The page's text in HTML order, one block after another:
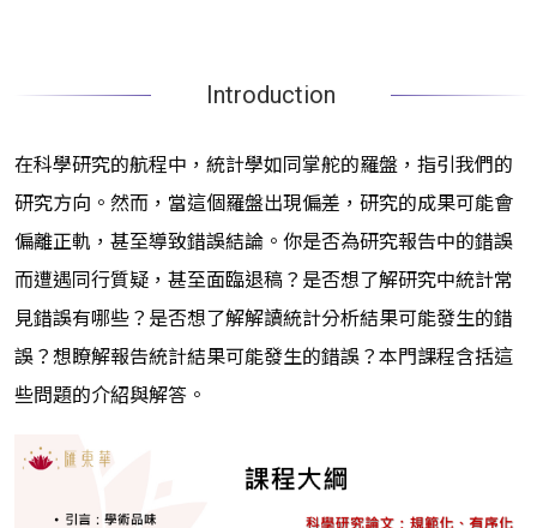
Introduction
在科學研究的航程中，統計學如同掌舵的羅盤，指引我們的
研究方向。然而，當這個羅盤出現偏差，研究的成果可能會
偏離正軌，甚至導致錯誤結論。你是否為研究報告中的錯誤
而遭遇同行質疑，甚至面臨退稿？是否想了解研究中統計常
見錯誤有哪些？是否想了解解讀統計分析結果可能發生的錯
誤？想瞭解報告統計結果可能發生的錯誤？本門課程含括這
些問題的介紹與解答。